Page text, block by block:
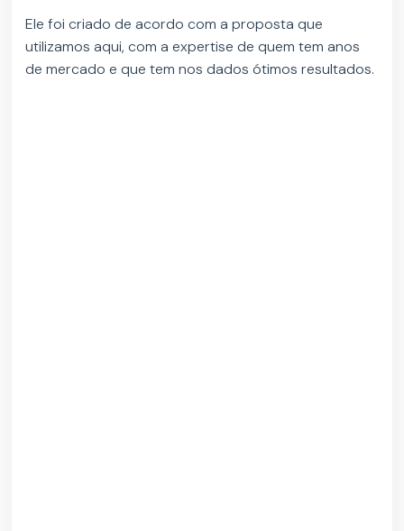
Ele foi criado de acordo com a proposta que
utilizamos aqui, com a expertise de quem tem anos
de mercado e que tem nos dados ótimos resultados.